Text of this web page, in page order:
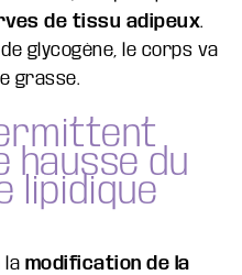
de tissu adipeux.
glycogène, le corps va
grasse.
hausse du
lipidique
la modification de la